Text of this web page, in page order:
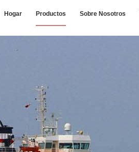
Hogar Productos Sobre Nosotros